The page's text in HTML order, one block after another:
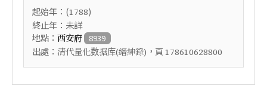
起始年：(1788)
終止年：未詳
地點： 西安府 8939
出處： 清代量化数据库(縉紳錄) ，頁 178610628800